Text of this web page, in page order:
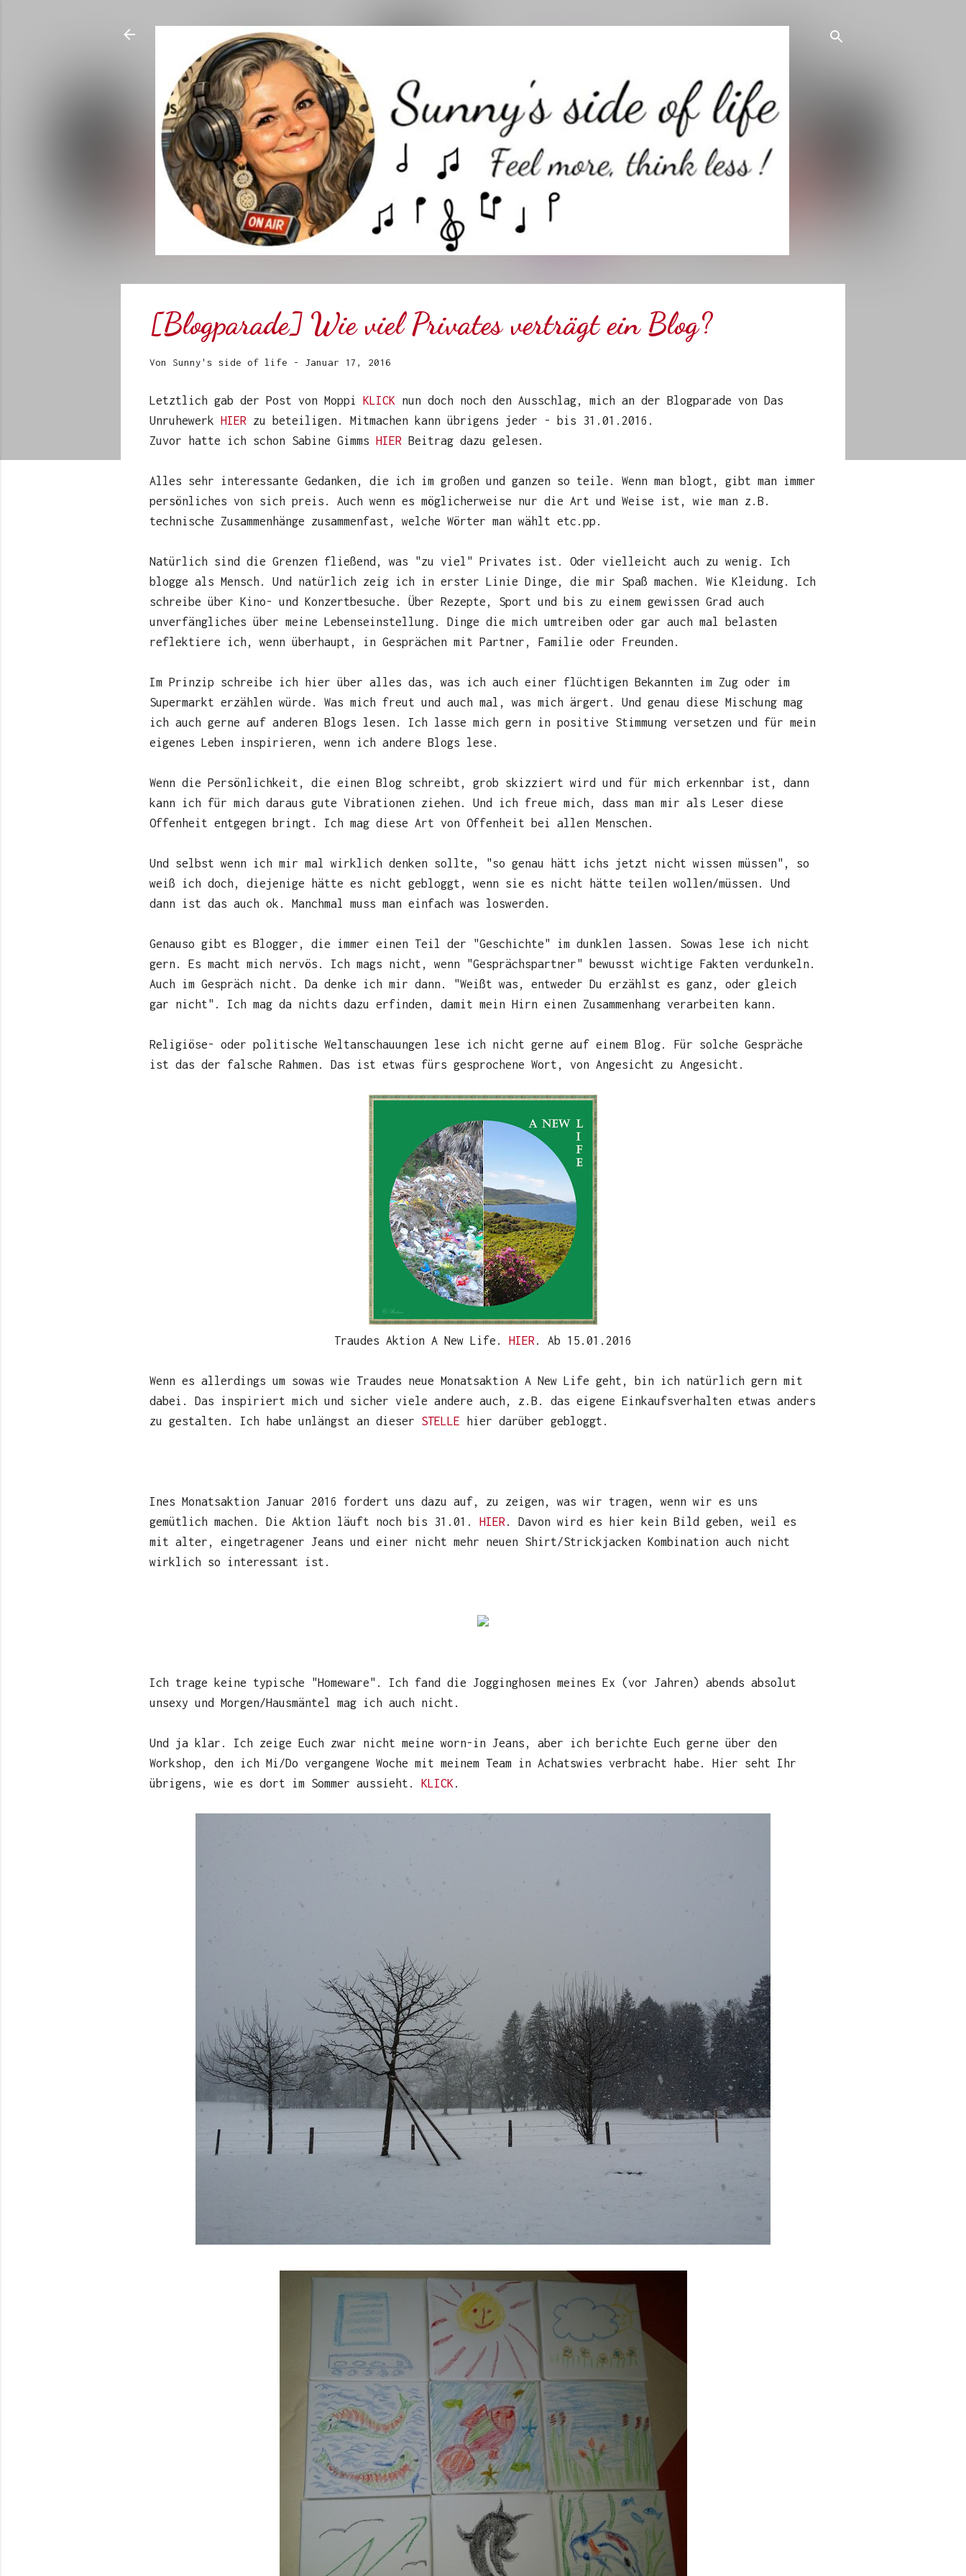
[Blogparade] Wie viel Privates verträgt ein Blog?
Von Sunny's side of life - Januar 17, 2016
Letztlich gab der Post von Moppi KLICK nun doch noch den Ausschlag, mich an der Blogparade von Das
Unruhewerk HIER zu beteiligen. Mitmachen kann übrigens jeder - bis 31.01.2016.
Zuvor hatte ich schon Sabine Gimms HIER Beitrag dazu gelesen.
Alles sehr interessante Gedanken, die ich im großen und ganzen so teile. Wenn man blogt, gibt man immer
persönliches von sich preis. Auch wenn es möglicherweise nur die Art und Weise ist, wie man z.B.
technische Zusammenhänge zusammenfast, welche Wörter man wählt etc.pp.
Natürlich sind die Grenzen fließend, was "zu viel" Privates ist. Oder vielleicht auch zu wenig. Ich
blogge als Mensch. Und natürlich zeig ich in erster Linie Dinge, die mir Spaß machen. Wie Kleidung. Ich
schreibe über Kino- und Konzertbesuche. Über Rezepte, Sport und bis zu einem gewissen Grad auch
unverfängliches über meine Lebenseinstellung. Dinge die mich umtreiben oder gar auch mal belasten
reflektiere ich, wenn überhaupt, in Gesprächen mit Partner, Familie oder Freunden.
Im Prinzip schreibe ich hier über alles das, was ich auch einer flüchtigen Bekannten im Zug oder im
Supermarkt erzählen würde. Was mich freut und auch mal, was mich ärgert. Und genau diese Mischung mag
ich auch gerne auf anderen Blogs lesen. Ich lasse mich gern in positive Stimmung versetzen und für mein
eigenes Leben inspirieren, wenn ich andere Blogs lese.
Wenn die Persönlichkeit, die einen Blog schreibt, grob skizziert wird und für mich erkennbar ist, dann
kann ich für mich daraus gute Vibrationen ziehen. Und ich freue mich, dass man mir als Leser diese
Offenheit entgegen bringt. Ich mag diese Art von Offenheit bei allen Menschen.
Und selbst wenn ich mir mal wirklich denken sollte, "so genau hätt ichs jetzt nicht wissen müssen", so
weiß ich doch, diejenige hätte es nicht gebloggt, wenn sie es nicht hätte teilen wollen/müssen. Und
dann ist das auch ok. Manchmal muss man einfach was loswerden.
Genauso gibt es Blogger, die immer einen Teil der "Geschichte" im dunklen lassen. Sowas lese ich nicht
gern. Es macht mich nervös. Ich mags nicht, wenn "Gesprächspartner" bewusst wichtige Fakten verdunkeln.
Auch im Gespräch nicht. Da denke ich mir dann. "Weißt was, entweder Du erzählst es ganz, oder gleich
gar nicht". Ich mag da nichts dazu erfinden, damit mein Hirn einen Zusammenhang verarbeiten kann.
Religiöse- oder politische Weltanschauungen lese ich nicht gerne auf einem Blog. Für solche Gespräche
ist das der falsche Rahmen. Das ist etwas fürs gesprochene Wort, von Angesicht zu Angesicht.
Traudes Aktion A New Life. HIER . Ab 15.01.2016
Wenn es allerdings um sowas wie Traudes neue Monatsaktion A New Life geht, bin ich natürlich gern mit
dabei. Das inspiriert mich und sicher viele andere auch, z.B. das eigene Einkaufsverhalten etwas anders
zu gestalten. Ich habe unlängst an dieser STELLE hier darüber gebloggt.
Ines Monatsaktion Januar 2016 fordert uns dazu auf, zu zeigen, was wir tragen, wenn wir es uns
gemütlich machen. Die Aktion läuft noch bis 31.01. HIER . Davon wird es hier kein Bild geben, weil es
mit alter, eingetragener Jeans und einer nicht mehr neuen Shirt/Strickjacken Kombination auch nicht
wirklich so interessant ist.
Ich trage keine typische "Homeware". Ich fand die Jogginghosen meines Ex (vor Jahren) abends absolut
unsexy und Morgen/Hausmäntel mag ich auch nicht.
Und ja klar. Ich zeige Euch zwar nicht meine worn-in Jeans, aber ich berichte Euch gerne über den
Workshop, den ich Mi/Do vergangene Woche mit meinem Team in Achatswies verbracht habe. Hier seht Ihr
übrigens, wie es dort im Sommer aussieht. KLICK .